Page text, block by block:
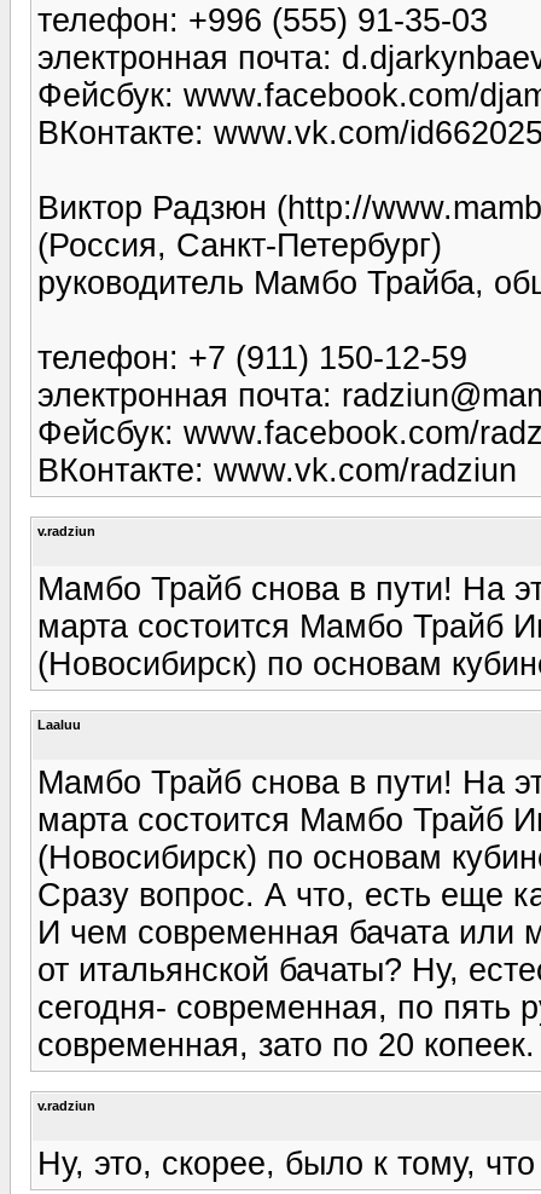
телефон: +996 (555) 91-35-03
электронная почта:
Фейсбук: www.facebook.com/
ВКонтакте: www.vk.com/
Виктор Радзюн (http://
(Россия, Санкт-Петербург)
руководитель Мамбо Трайба,
телефон: +7 (911) 150-12-59
электронная почта:
Фейсбук: www.facebook.com/
ВКонтакте: www.vk.com/radziun
v.radziun
Мамбо Трайб снова в пути! На
марта состоится Мамбо Трайб
(Новосибирск) по основам
Laaluu
Мамбо Трайб снова в пути! На
марта состоится Мамбо Трайб
(Новосибирск) по основам
Сразу вопрос. А что, есть еще
И чем современная бачата или
от итальянской бачаты? Ну,
сегодня- современная, по пять
современная, зато по 20 копеек.
v.radziun
Ну, это, скорее, было к тому,